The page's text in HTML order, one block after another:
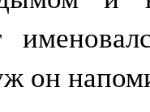
он